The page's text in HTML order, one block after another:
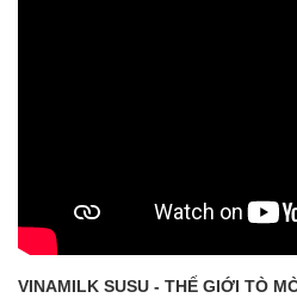
VINAMILK SUSU - THẾ GIỚI TÒ